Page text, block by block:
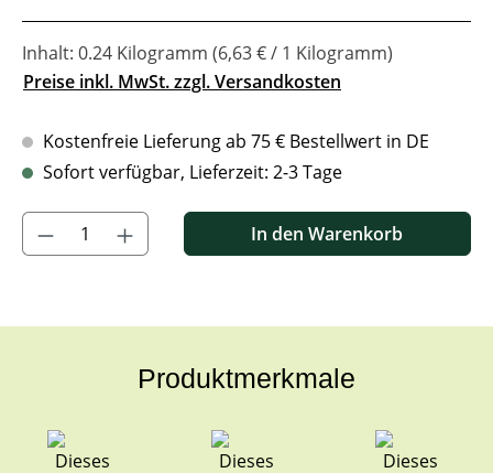
Inhalt: 0.24 Kilogramm (6,63 € / 1 Kilogramm)
Preise inkl. MwSt. zzgl. Versandkosten
Kostenfreie Lieferung ab 75 € Bestellwert in DE
Sofort verfügbar, Lieferzeit: 2-3 Tage
Produkt Anzahl: Gib den gewünschten Wert ein oder benutze
In den Warenkorb
Produktmerkmale